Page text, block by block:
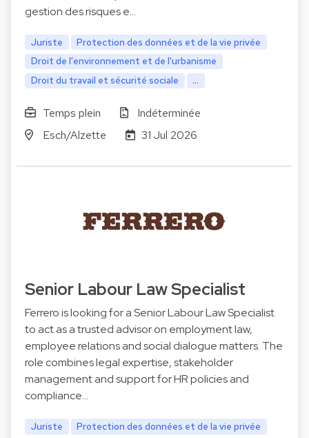
gestion des risques e…
Juriste
Protection des données et de la vie privée
Droit de l'environnement et de l'urbanisme
Droit du travail et sécurité sociale
...
Temps plein
Indéterminée
Esch/Alzette
31 Jul 2026
Senior Labour Law Specialist
Ferrero is looking for a Senior Labour Law Specialist
to act as a trusted advisor on employment law,
employee relations and social dialogue matters. The
role combines legal expertise, stakeholder
management and support for HR policies and
compliance…
Juriste
Protection des données et de la vie privée